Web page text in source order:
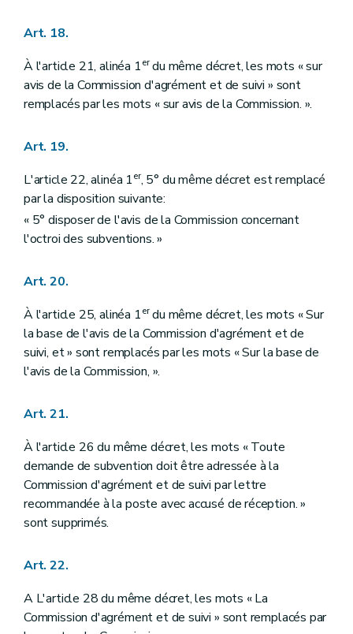
Art. 18.
À l'article 21, alinéa 1erdu même décret, les mots « sur
avis de la Commission d'agrément et de suivi » sont
remplacés par les mots « sur avis de la Commission. ».
Art. 19.
L'article 22, alinéa 1er, 5° du même décret est remplacé
par la disposition suivante:
« 5° disposer de l'avis de la Commission concernant
l'octroi des subventions. »
Art. 20.
À l'article 25, alinéa 1erdu même décret, les mots « Sur
la base de l'avis de la Commission d'agrément et de
suivi, et » sont remplacés par les mots « Sur la base de
l'avis de la Commission, ».
Art. 21.
À l'article 26 du même décret, les mots « Toute
demande de subvention doit être adressée à la
Commission d'agrément et de suivi par lettre
recommandée à la poste avec accusé de réception. »
sont supprimés.
Art. 22.
A L'article 28 du même décret, les mots « La
Commission d'agrément et de suivi » sont remplacés par